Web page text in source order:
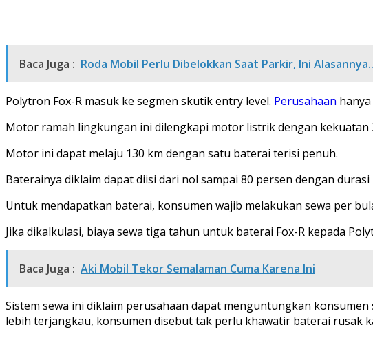
Baca Juga : Roda Mobil Perlu Dibelokkan Saat Parkir, Ini
Polytron Fox-R masuk ke segmen skutik entry level. Perusahaan
Motor ramah lingkungan ini dilengkapi motor listrik dengan kekuatan
Motor ini dapat melaju 130 km dengan satu baterai terisi penuh.
Baterainya diklaim dapat diisi dari nol sampai 80 persen dengan durasi
Untuk mendapatkan baterai, konsumen wajib melakukan sewa per
Jika dikalkulasi, biaya sewa tiga tahun untuk baterai Fox-R kepada
Baca Juga : Aki Mobil Tekor Semalaman Cuma Karena Ini
Sistem sewa ini diklaim perusahaan dapat menguntungkan
lebih terjangkau, konsumen disebut tak perlu khawatir baterai rusak